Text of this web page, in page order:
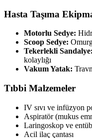
Hasta Taşıma
Motorlu Sedye:
Scoop Sedye:
Tekerlekli Sandalye:
kolaylığı
Vakum Yatak:
Tıbbi Malzemeler
IV sıvı ve infüzyon
Aspiratör (mukus
Laringoskop ve
Acil ilaç çantası